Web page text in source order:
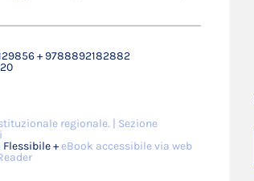
+ 9788892182882
regionale. | Sezione
+eBook accessibile via web